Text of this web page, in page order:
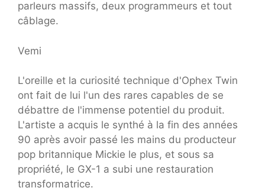
parleurs massifs, deux programmeurs et tout
câblage.
Vemi
L'oreille et la curiosité technique d'Ophex Twin
ont fait de lui l'un des rares capables de se
débattre de l'immense potentiel du produit.
L'artiste a acquis le synthé à la fin des années
90 après avoir passé les mains du producteur
pop britannique Mickie le plus, et sous sa
propriété, le GX-1 a subi une restauration
transformatrice.